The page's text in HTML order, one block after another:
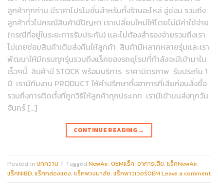
ลูกค้าทุกท่าน มีราคาโปรโมชั่นสำหรับทั้งร้านอะไหล่ อู่ซ่อม รวมถึง
ลูกค้าทั่วไปกรณีสินค้ามีปัญหา เราเปลี่ยนใหม่ให้โดยไม่มีค่าใช้จ่าย
(กรณีที่อยู่ในระยะการรับประกัน) เเละไม่ต้องสำรองจ่ายรวมถึงเรา
ไม่เคยซ่อมสินค้าเดิมส่งคืนให้ลูกค้า สินค้ามีหลากหลายรุ่นเเละเรา
พัฒนาให้มีครบทุกรุ่นรวมถึงแร็คของรถยุโรปที่กำลังจะมีเข้ามาใน
เร็วๆนี้ สินค้ามี STOCK พร้อมบริการ ราคามิตรภาพ รับประกัน 1
ปี เรามีทีมงาน PRODUCT ให้คำปรึกษาทั้งอาการที่เสียก่อนสั่งซื้อ
รวมถึงการติดตั้งที่ถูกวิธีให้ลูกค้าทุกประเภท เรามีเข้าขนส่งทุกวัน
จันทร์ […]
CONTINUE READING →
Posted in บทความ | Tagged NewAir, OEMแร็ค, อาการเสีย, แร็คNewAir,
แร็คNIBD, แร็คกล่องแดง, แร็คพวงมาลัย, แร็คพาวเวอร์OEM Leave a comment